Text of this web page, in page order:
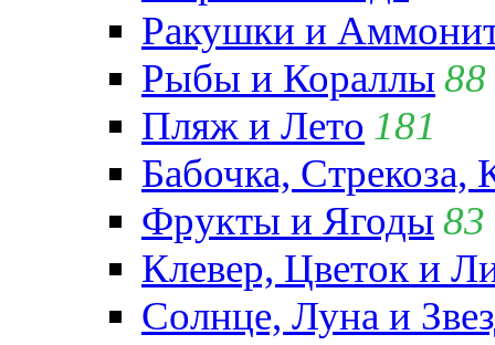
Ракушки и
Рыбы и Кораллы 88
Пляж и Лето 181
Бабочка,
Фрукты и Ягоды 83
Клевер, Цветок и
Солнце, Луна и